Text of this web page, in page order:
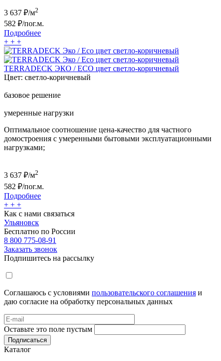
3 637 ₽/м2
582 ₽/пог.м.
Подробнее
+ + +
TERRADECK ЭКО / ECO цвет светло-коричневый
Цвет: светло-коричневый
базовое решение
умеренные нагрузки
Оптимальное соотношение цена-качество для частного
домостроения с умеренными бытовыми эксплуатационными
нагрузками;
3 637 ₽/м2
582 ₽/пог.м.
Подробнее
+ + +
Как с нами связаться
Ульяновск
Бесплатно по России
8 800 775-08-91
Заказать звонок
Подпишитесь на рассылку
Соглашаюсь с условиями пользовательского соглашения и
даю согласие на обработку персональных данных
Оставьте это поле пустым
Подписаться
Каталог